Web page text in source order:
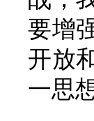
要增
开放
一思